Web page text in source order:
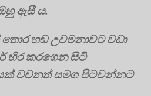
ඇසී ය.
හඬ උවමනාවට වඩා
හිර කරගෙන සිටි
වචනත් සමග පිටවන්නට